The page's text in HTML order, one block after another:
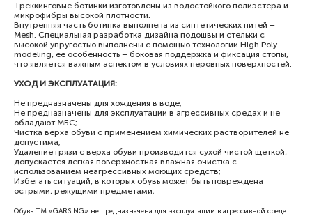
Треккинговые ботинки изготовлены из водостойкого полиэстера и
микрофибры высокой плотности.
Внутренняя часть ботинка выполнена из синтетических нитей –
Mesh. Специальная разработка дизайна подошвы и стельки с
высокой упругостью выполнены с помощью технологии High Poly
modeling, ее особенность – боковая поддержка и фиксация стопы,
что является важным аспектом в условиях неровных поверхностей.
УХОД И ЭКСПЛУАТАЦИЯ:
Не предназначены для хождения в воде;
Не предназначены для эксплуатации в агрессивных средах и не
обладают МБС;
Чистка верха обуви с применением химических растворителей не
допустима;
Удаление грязи с верха обуви производится сухой чистой щеткой,
допускается легкая поверхностная влажная очистка с
использованием неагрессивных моющих средств;
Избегать ситуаций, в которых обувь может быть повреждена
острыми, режущими предметами;
Обувь ТМ «GARSING» не предназначена для эксплуатации в агрессивной среде